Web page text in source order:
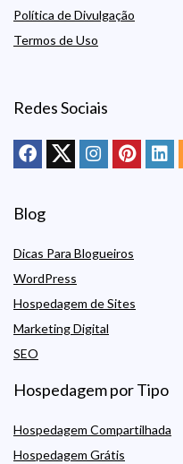
Política de Divulgação
Termos de Uso
Redes Sociais
Blog
Dicas Para Blogueiros
WordPress
Hospedagem de Sites
Marketing Digital
SEO
Hospedagem por Tipo
Hospedagem Compartilhada
Hospedagem Grátis